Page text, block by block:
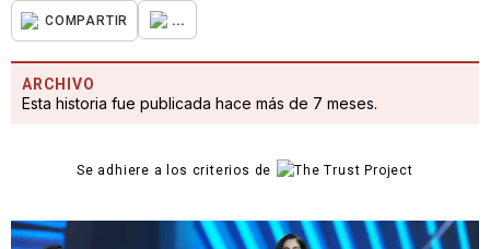
COMPARTIR ...
ARCHIVO
Esta historia fue publicada hace más de 7 meses.
Se adhiere a los criterios de